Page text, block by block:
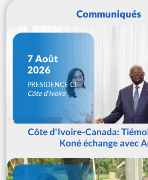
Communiqués
7 Août
2026
PRESIDENCE CI
Côte d'Ivoire
Côte d'Ivoire-Canada:
Koné échange avec